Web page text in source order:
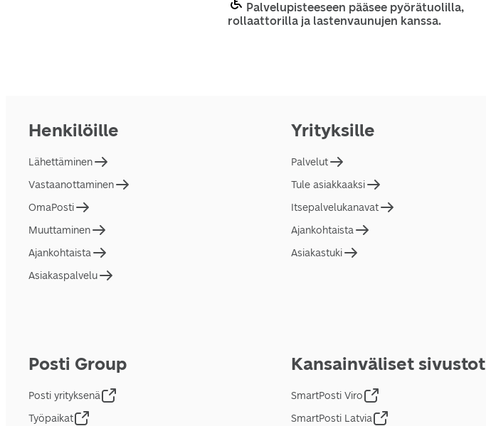
Palvelupisteeseen pääsee pyörätuolilla,
rollaattorilla ja lastenvaunujen kanssa.
Henkilöille
Lähettäminen
Vastaanottaminen
OmaPosti
Muuttaminen
Ajankohtaista
Asiakaspalvelu
Yrityksille
Palvelut
Tule asiakkaaksi
Itsepalvelukanavat
Ajankohtaista
Asiakastuki
Posti Group
Posti yrityksenä
Työpaikat
Kansainväliset sivustot
SmartPosti Viro
SmartPosti Latvia